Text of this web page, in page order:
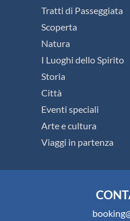
Tratti di Passeggiata
Scoperta
Natura
I Luoghi dello Spirito
Storia
Città
Eventi speciali
Arte e cultura
Viaggi in partenza